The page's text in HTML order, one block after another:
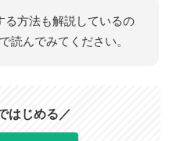
る方法も解説しているの
読んでみてください。
はじめる／